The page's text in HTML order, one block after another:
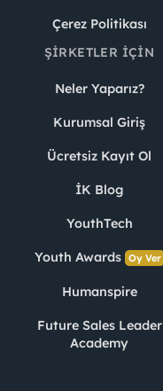
Çerez Politikası
ŞIRKETLER İÇIN
Neler Yaparız?
Kurumsal Giriş
Ücretsiz Kayıt Ol
İK Blog
YouthTech
Youth Awards Oy Ver
Humanspire
Future Sales Leader
Academy